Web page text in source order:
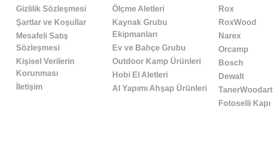
Gizlilik Sözleşmesi
Şartlar ve Koşullar
Mesafeli Satış
Sözleşmesi
Kişisel Verilerin
Korunması
İletişim
Ölçme Aletleri
Kaynak Grubu
Ekipmanları
Ev ve Bahçe Grubu
Outdoor Kamp Ürünleri
Hobi El Aletleri
Al Yapımı Ahşap Ürünleri
Rox
RoxWood
Narex
Orcamp
Bosch
Dewalt
TanerWoodart
Fotoselli Kapı